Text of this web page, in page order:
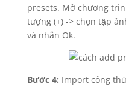
presets. Mở chương
tượng (+) -> chọn tập
và nhấn Ok.
Bước 4: Import công